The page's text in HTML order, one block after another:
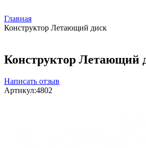
Главная
Конструктор Летающий диск
Конструктор Летающий
Написать отзыв
Артикул:4802